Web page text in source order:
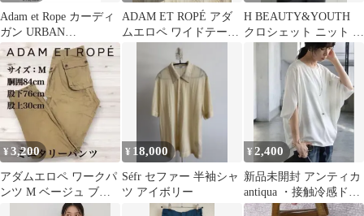
Adam et Rope カーディ
ガン URBAN
RESEARCH
ADAM ET ROPÉ アダ
ムエロペ ワイドテーパ
ード アンクルパンツ
H BEAUTY&YOUTH
クロシェット ニット ベ
スト 6(ROKU)
¥3,200
アダムエロペ ワークパ
ンツ M ベージュ ブッ
シュパンツ コットン
¥ 18,000
Séfr セファー 半袖シャ
ツ アイボリー
¥2,400
新品未開封 アンティカ
antiqua ・接触冷感ドル
マントップス ホワイト